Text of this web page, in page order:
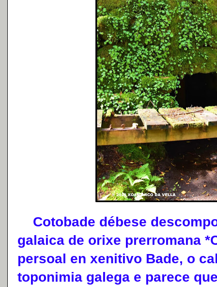
Cotobade débese
galaica de orixe prerromana
persoal en xenitivo Bade, o
toponimia galega e parece